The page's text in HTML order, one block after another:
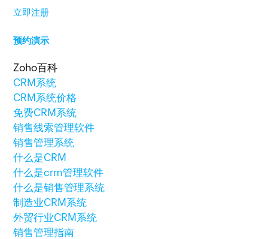
立即注册
预约演示
Zoho百科
CRM系统
CRM系统价格
免费CRM系统
销售线索管理软件
销售管理系统
什么是CRM
什么是crm管理软件
什么是销售管理系统
制造业CRM系统
外贸行业CRM系统
销售管理指南